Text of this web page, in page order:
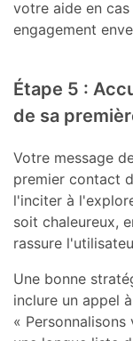
votre aide en
engagement
Étape 5 :
de sa
Votre message
premier contact
l'inciter à
soit chaleureux,
rassure
Une bonne
inclure un appel
«